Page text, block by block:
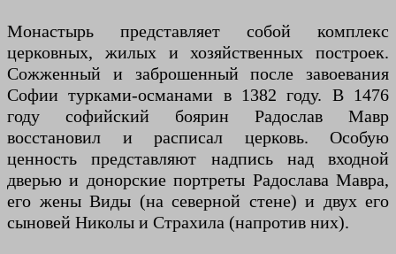
Монастырь представляет собой комплекс
церковных, жилых и хозяйственных построек.
Сожженный и заброшенный после завоевания
Софии турками-османами в 1382 году. В 1476
году софийский боярин Радослав Мавр
восстановил и расписал церковь. Особую
ценность представляют надпись над входной
дверью и донорские портреты Радослава Мавра,
его жены Виды (на северной стене) и двух его
сыновей Николы и Страхила (напротив них).